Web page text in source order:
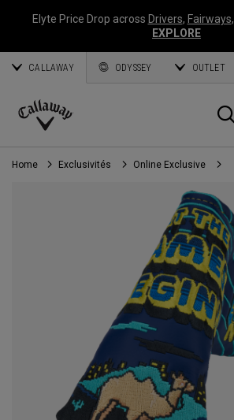
Elyte Price Drop across Drivers, Fairways,
EXPLORE
CALLAWAY ODYSSEY OUTLET
Callaway
Golf
Home Exclusivités Online Exclusive